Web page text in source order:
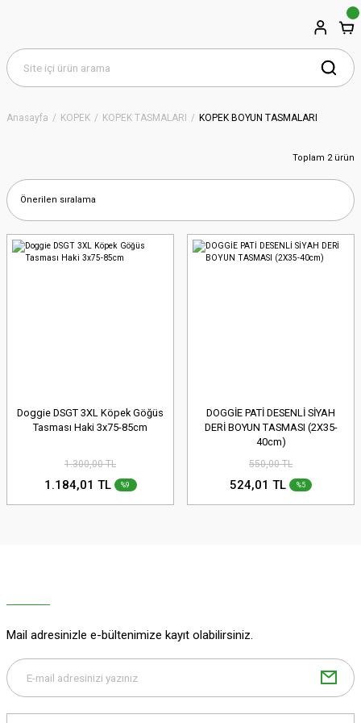
Anasayfa KÖPEK KÖPEK TASMALARI KÖPEK BOYUN TASMALARI
Toplam 2 ürün
Doggie DSGT 3XL Köpek Göğüs
Tasması Haki 3x75-85cm
1.300,00 TL
1.184,01 TL %9
DOGGİE PATİ DESENLİ SİYAH
DERİ BOYUN TASMASI (2X35-
40cm)
550,00 TL
524,01 TL %5
Mail adresinizle e-bültenimize kayıt olabilirsiniz.